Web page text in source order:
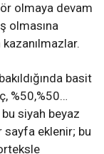
olmaya devam
olmasına
basit
%50,%50…
siyah beyaz
sayfa eklenir; bu